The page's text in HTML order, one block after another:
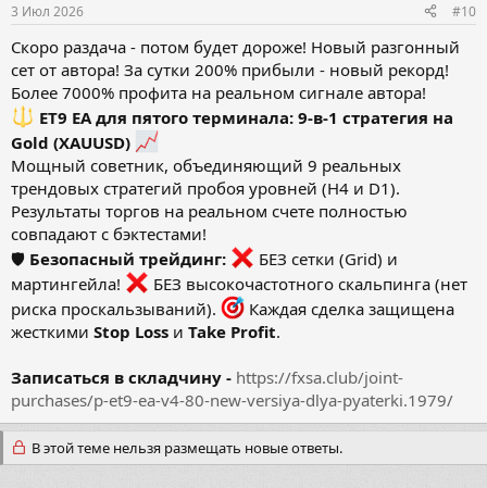
3 Июл 2026 #10
Скоро раздача - потом будет дороже! Новый разгонный
сет от автора! За сутки 200% прибыли - новый рекорд!
Более 7000% профита на реальном сигнале автора!
ET9 EA для пятого терминала: 9-в-1 стратегия на
Gold (XAUUSD)
Мощный советник, объединяющий 9 реальных
трендовых стратегий пробоя уровней (H4 и D1).
Результаты торгов на реальном счете полностью
совпадают с бэктестами!
🛡 Безопасный трейдинг:
БЕЗ сетки (Grid) и
мартингейла!
БЕЗ высокочастотного скальпинга (нет
риска проскальзываний).
Каждая сделка защищена
жесткими Stop Loss и Take Profit.
Записаться в складчину - https://fxsa.club/joint-
purchases/p-et9-ea-v4-80-new-versiya-dlya-pyaterki.1979/
В этой теме нельзя размещать новые ответы.